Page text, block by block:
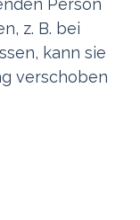
Person
z. B. bei
kann sie
verschoben